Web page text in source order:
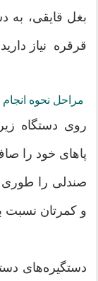
بغل قایقی، به
قرقره نیاز
مراحل نحوه
روی دستگاه
پاهای خود را
صندلی را طوری
و کمرتان نسبت به زمین
دستگیره‌های